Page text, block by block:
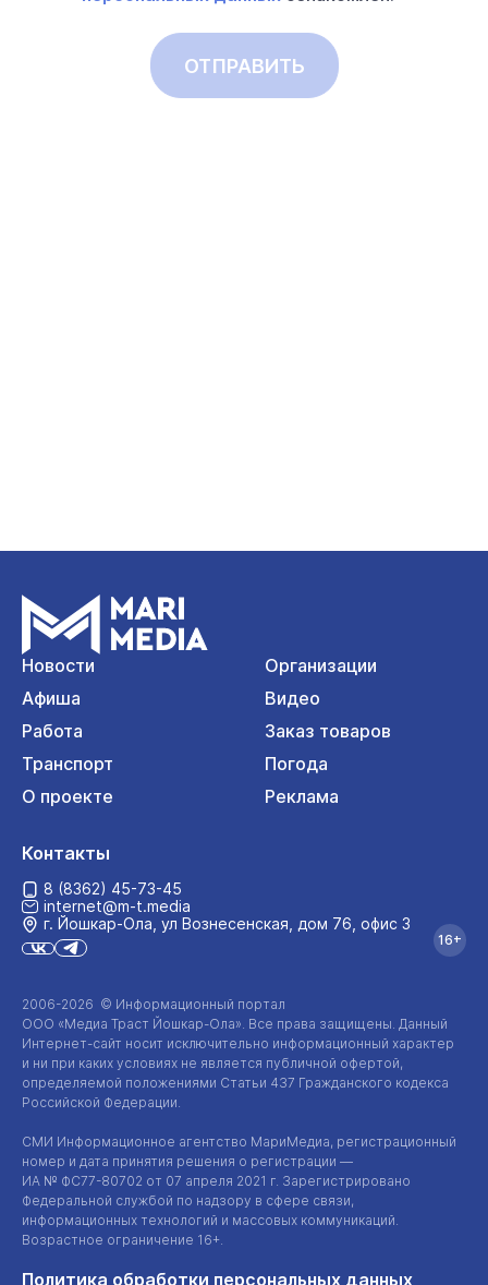
ОТПРАВИТЬ
Новости
Организации
Афиша
Видео
Работа
Заказ товаров
Транспорт
Погода
О проекте
Реклама
2006-2026 © Информационный портал
ООО «Медиа Траст Йошкар-Ола». Все права защищены. Данный
Интернет-сайт носит исключительно информационный характер
и ни при каких условиях не является публичной офертой,
определяемой положениями Статьи 437 Гражданского кодекса
Российской Федерации.
СМИ Информационное агентство МариМедиа, регистрационный
номер и дата принятия решения о регистрации —
ИА № ФС77-80702 от 07 апреля 2021 г. Зарегистрировано
Федеральной службой по надзору в сфере связи,
информационных технологий и массовых коммуникаций.
Возрастное ограничение 16+.
Политика обработки персональных данных
Контакты
8 (8362) 45-73-45
internet@m-t.media
г. Йошкар‑Ола, ул Вознесенская, дом 76, офис 3
16+